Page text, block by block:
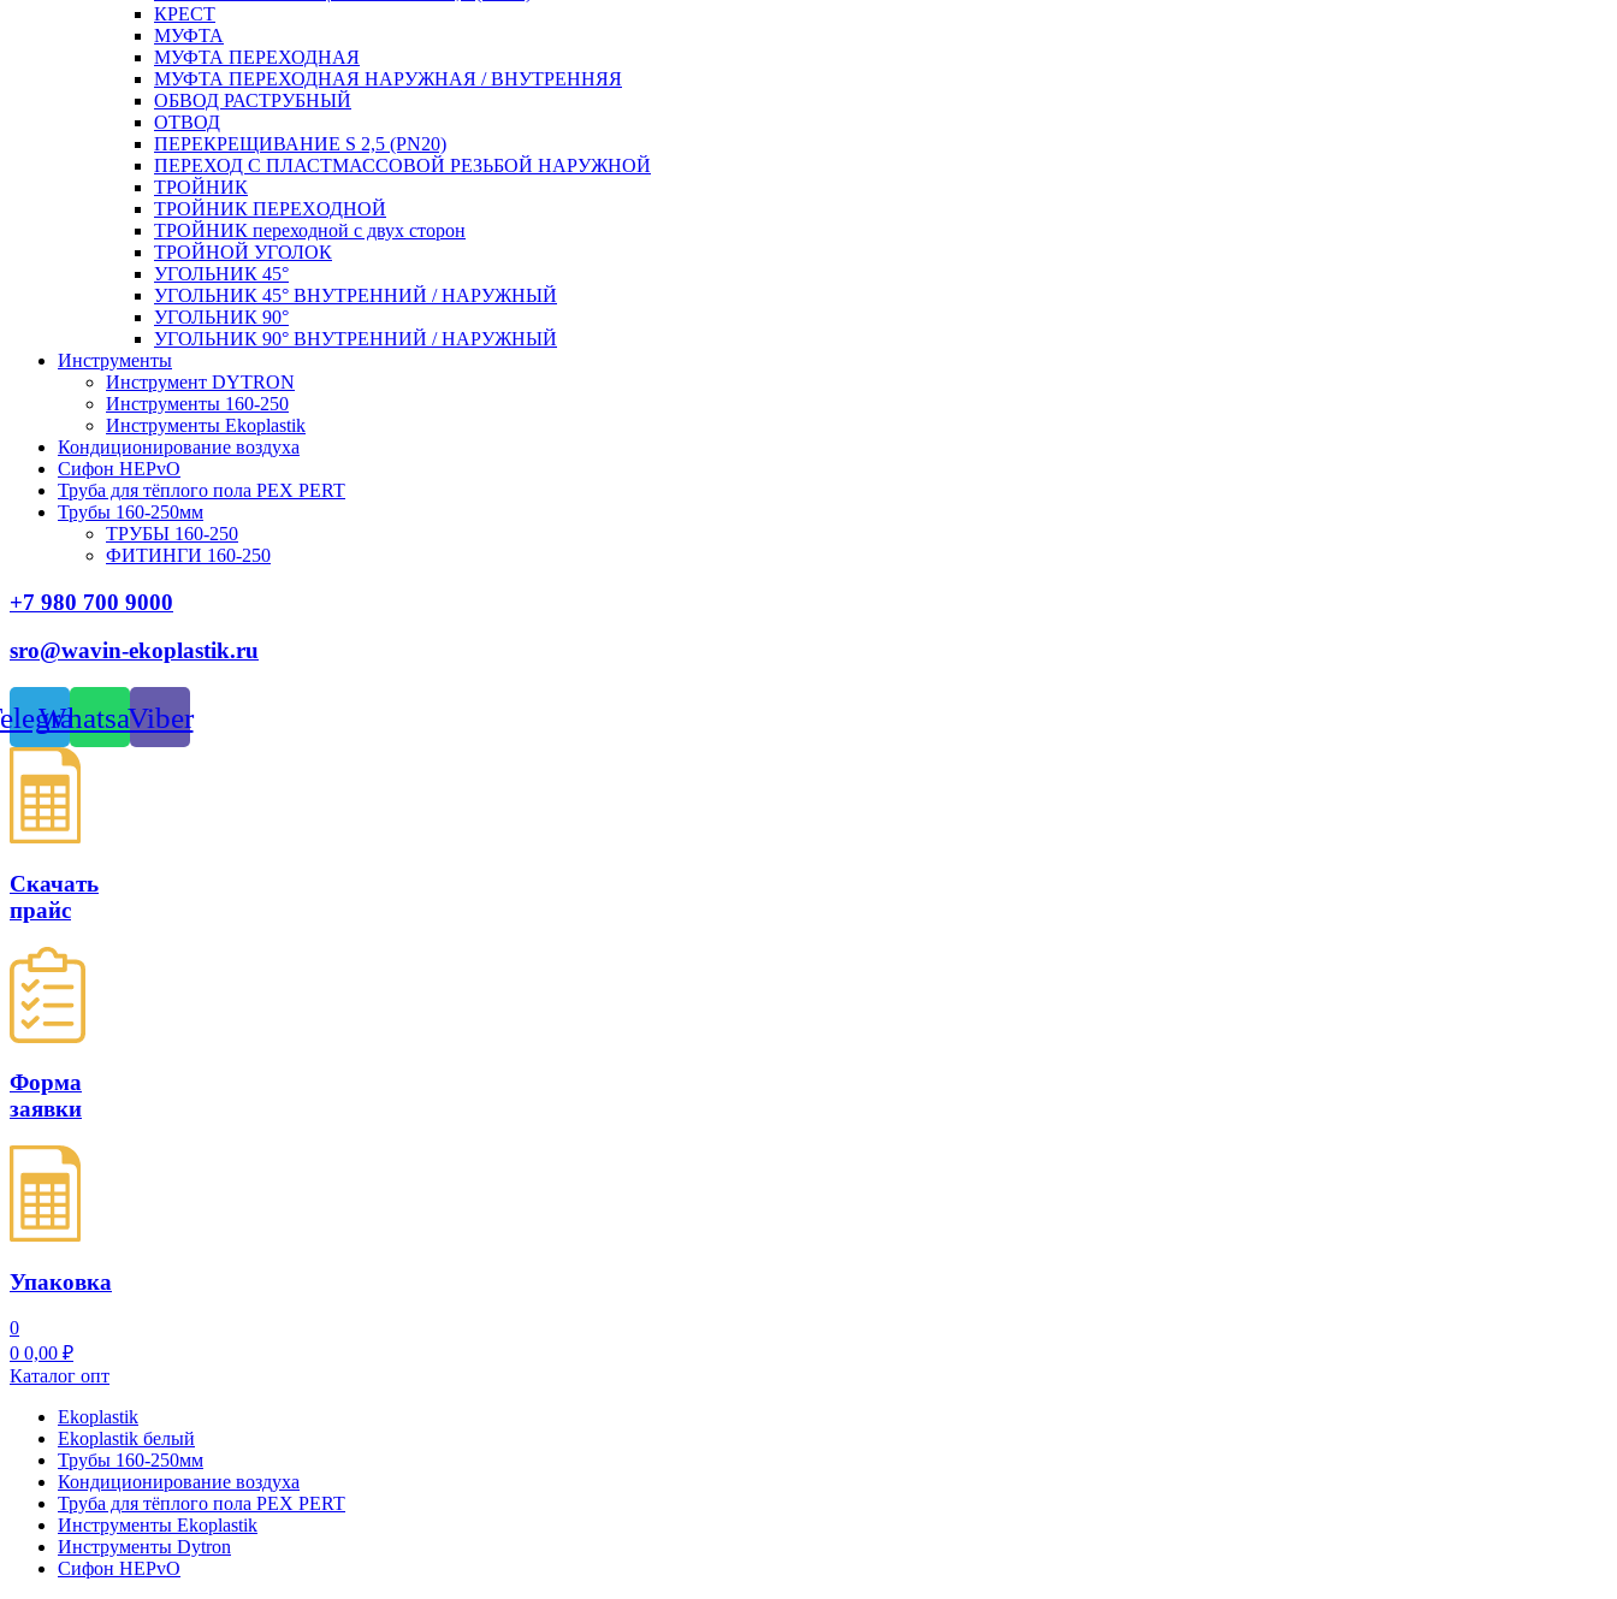
КРЕСТ
МУФТА
МУФТА ПЕРЕХОДНАЯ
МУФТА ПЕРЕХОДНАЯ НАРУЖНАЯ / ВНУТРЕННЯЯ
ОБВОД РАСТРУБНЫЙ
ОТВОД
ПЕРЕКРЕЩИВАНИЕ S 2,5 (PN20)
ПЕРЕХОД С ПЛАСТМАССОВОЙ РЕЗЬБОЙ НАРУЖНОЙ
ТРОЙНИК
ТРОЙНИК ПЕРЕXОДНОЙ
ТРОЙНИК переходной с двух сторон
ТРОЙНОЙ УГОЛОК
УГОЛЬНИК 45°
УГОЛЬНИК 45° ВНУТРЕННИЙ / НАРУЖНЫЙ
УГОЛЬНИК 90°
УГОЛЬНИК 90° ВНУТРЕННИЙ / НАРУЖНЫЙ
Инструменты
Инструмент DYTRON
Инструменты 160-250
Инструменты Ekoplastik
Кондиционирование воздуха
Сифон HEPvO
Труба для тёплого пола PEX PERT
Трубы 160-250мм
ТРУБЫ 160-250
ФИТИНГИ 160-250
+7 980 700 9000
sro@wavin-ekoplastik.ru
WhatsappViber
Скачать
прайс
Форма
заявки
Упаковка
0
0 0,00 ₽
Каталог опт
Ekoplastik
Ekoplastik белый
Трубы 160-250мм
Кондиционирование воздуха
Труба для тёплого пола PEX PERT
Инструменты Ekoplastik
Инструменты Dytron
Сифон HEPvO